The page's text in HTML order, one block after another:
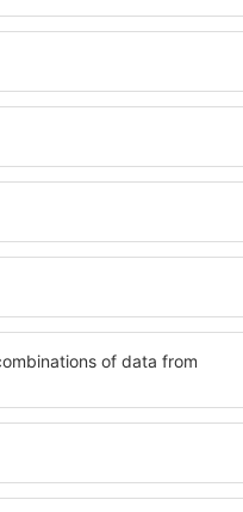
Puoi scegliere tra
include strutture per
e gruppi. I visitatori
che offrono la massima
Alps. I servizi nelle
pubblici, i negozi, i punti
garantiscono un'ottima
Se sei alla ricerca di un
qualcosa di adatto a te in
necessario per le tue
destinazione scelta.
Alps in strutture con
per chi viaggia con animali
Quali servizi